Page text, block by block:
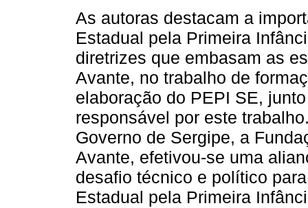
As autoras destacam a
Estadual pela Primeira
diretrizes que embasam as
Avante, no trabalho de
elaboração do PEPI SE,
responsável por este
Governo de Sergipe, a
Avante, efetivou-se uma
desafio técnico e político
Estadual pela Primeira